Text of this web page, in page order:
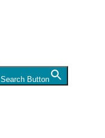
Search Button